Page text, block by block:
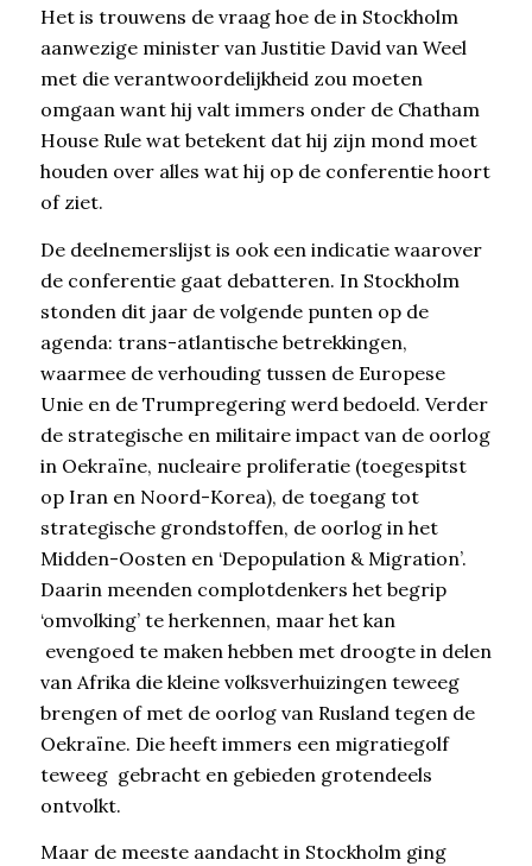
Het is trouwens de vraag hoe de in Stockholm
aanwezige minister van Justitie David van Weel
met die verantwoordelijkheid zou moeten
omgaan want hij valt immers onder de Chatham
House Rule wat betekent dat hij zijn mond moet
houden over alles wat hij op de conferentie hoort
of ziet.
De deelnemerslijst is ook een indicatie waarover
de conferentie gaat debatteren. In Stockholm
stonden dit jaar de volgende punten op de
agenda: trans-atlantische betrekkingen,
waarmee de verhouding tussen de Europese
Unie en de Trumpregering werd bedoeld. Verder
de strategische en militaire impact van de oorlog
in Oekraïne, nucleaire proliferatie (toegespitst
op Iran en Noord-Korea), de toegang tot
strategische grondstoffen, de oorlog in het
Midden-Oosten en ‘Depopulation & Migration’.
Daarin meenden complotdenkers het begrip
‘omvolking’ te herkennen, maar het kan
evengoed te maken hebben met droogte in delen
van Afrika die kleine volksverhuizingen teweeg
brengen of met de oorlog van Rusland tegen de
Oekraïne. Die heeft immers een migratiegolf
teweeg gebracht en gebieden grotendeels
ontvolkt.
Maar de meeste aandacht in Stockholm ging